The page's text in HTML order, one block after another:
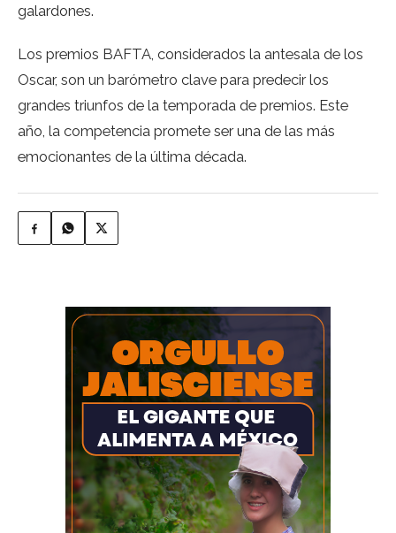
galardones.
Los premios BAFTA, considerados la antesala de los
Oscar, son un barómetro clave para predecir los
grandes triunfos de la temporada de premios. Este
año, la competencia promete ser una de las más
emocionantes de la última década.